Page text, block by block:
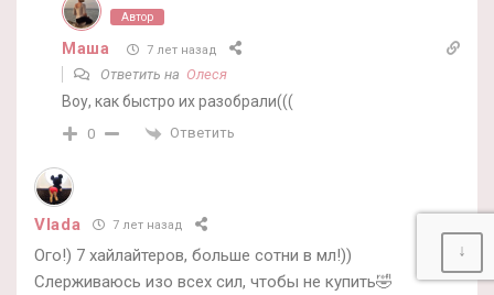
Автор
Маша 7 лет назад
Ответить на Олеся
Воу, как быстро их разобрали(((
0 Ответить
Vlada 7 лет назад
Ого!) 7 хайлайтеров, больше сотни в мл!))
Слерживаюсь изо всех сил, чтобы не купить🤣
↓